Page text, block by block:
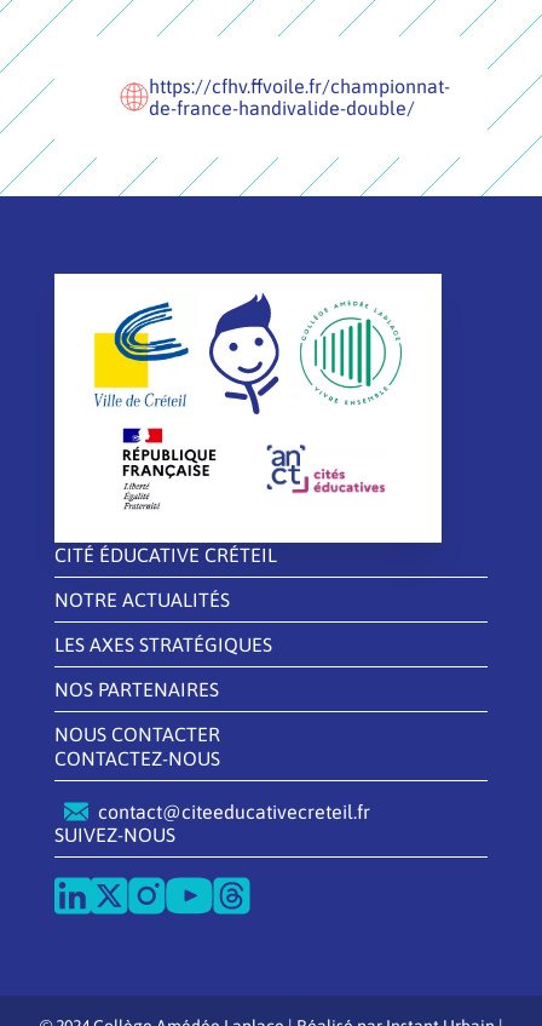
https://cfhv.ffvoile.fr/championnat-
de-france-handivalide-double/
CITÉ ÉDUCATIVE CRÉTEIL
NOTRE ACTUALITÉS
LES AXES STRATÉGIQUES
NOS PARTENAIRES
NOUS CONTACTER
CONTACTEZ-NOUS
contact@citeeducativecreteil.fr
SUIVEZ-NOUS